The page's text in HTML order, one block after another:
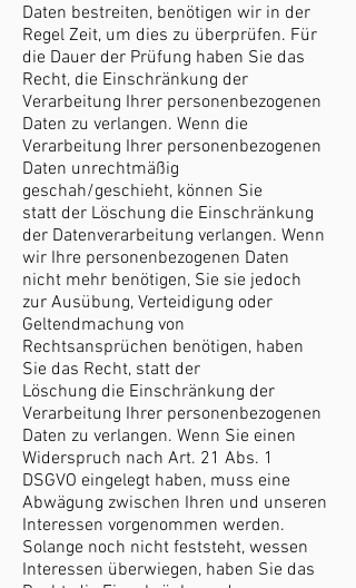
Daten bestreiten, benötigen wir in der
Regel Zeit, um dies zu überprüfen. Für
die Dauer der Prüfung haben Sie das
Recht, die Einschränkung der
Verarbeitung Ihrer personenbezogenen
Daten zu verlangen. Wenn die
Verarbeitung Ihrer personenbezogenen
Daten unrechtmäßig
geschah/geschieht, können Sie
statt der Löschung die Einschränkung
der Datenverarbeitung verlangen. Wenn
wir Ihre personenbezogenen Daten
nicht mehr benötigen, Sie sie jedoch
zur Ausübung, Verteidigung oder
Geltendmachung von
Rechtsansprüchen benötigen, haben
Sie das Recht, statt der
Löschung die Einschränkung der
Verarbeitung Ihrer personenbezogenen
Daten zu verlangen. Wenn Sie einen
Widerspruch nach Art. 21 Abs. 1
DSGVO eingelegt haben, muss eine
Abwägung zwischen Ihren und unseren
Interessen vorgenommen werden.
Solange noch nicht feststeht, wessen
Interessen überwiegen, haben Sie das